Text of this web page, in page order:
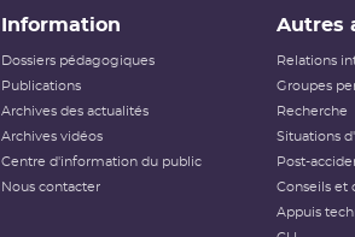
Information
Dossiers pédagogiques
Publications
Archives des actualités
Archives vidéos
Centre d'information du public
Nous contacter
Autres
Relations
Groupes
Recherche
Situations
Post-
Conseils et
Appuis